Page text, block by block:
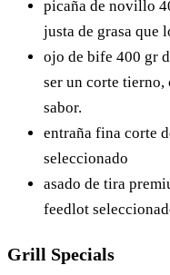
picaña de novillo
justa de grasa que
ojo de bife 400 gr
ser un corte tierno,
sabor.
entraña fina corte
seleccionado
asado de tira
feedlot
Grill Specials